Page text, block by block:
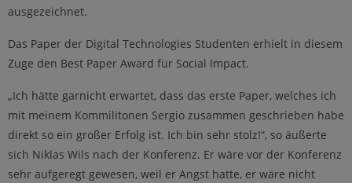
ausgezeichnet.
Das Paper der Digital Technologies Studenten erhielt in diesem
Zuge den Best Paper Award für Social Impact.
„Ich hätte garnicht erwartet, dass das erste Paper, welches ich
mit meinem Kommilitonen Sergio zusammen geschrieben habe
direkt so ein großer Erfolg ist. Ich bin sehr stolz!“, so äußerte
sich Niklas Wils nach der Konferenz. Er wäre vor der Konferenz
sehr aufgeregt gewesen, weil er Angst hatte, er wäre nicht